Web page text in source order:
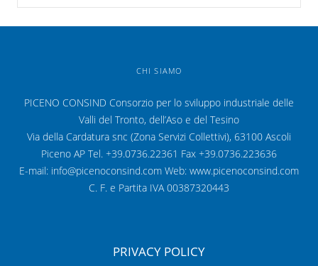
CHI SIAMO
PICENO CONSIND Consorzio per lo sviluppo industriale delle
Valli del Tronto, dell’Aso e del Tesino
Via della Cardatura snc (Zona Servizi Collettivi), 63100 Ascoli
Piceno AP Tel. +39.0736.22361 Fax +39.0736.223636
E-mail: info@picenoconsind.com Web: www.picenoconsind.com
C. F. e Partita IVA 00387320443
PRIVACY POLICY